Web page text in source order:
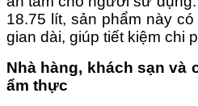
18.75 lít, sản phẩm này
gian dài, giúp tiết kiệm chi
Nhà hàng, khách sạn và
ẩm thực